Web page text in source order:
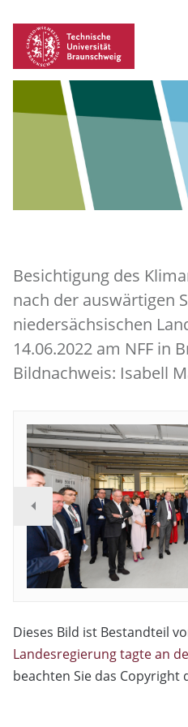
Besichtigung des
nach der auswärtigen
niedersächsischen
14.06.2022 am NFF in
Bildnachweis: Isabell
Dieses Bild ist Bestandteil
Landesregierung tagte an
beachten Sie das Copyright